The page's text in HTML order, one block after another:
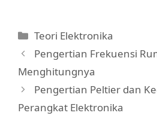
Categories
Teori Elektronika
Pengertian Frekuensi
Menghitungnya
Pengertian Peltier dan
Perangkat Elektronika